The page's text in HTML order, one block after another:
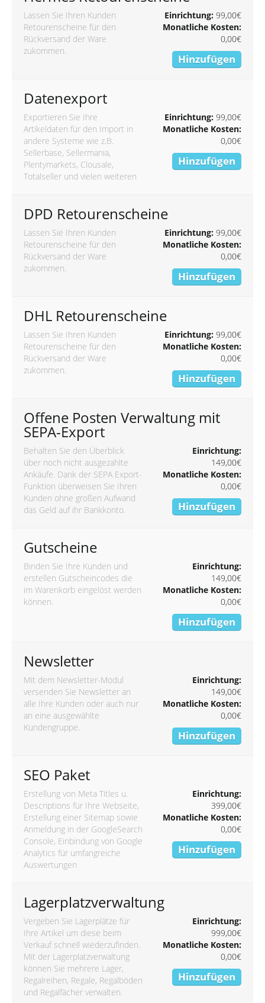
Lassen Sie Ihren Kunden
Retourenscheine für den
Rückversand der Ware
zukommen.
Einrichtung:99,00€
Monatliche Kosten:
0,00€
Hinzufügen
Datenexport
Exportieren Sie Ihre
Artikeldaten für den Import in
andere Systeme wie z.B.
Sellerbase, Sellermania,
Plentymarkets, Clousale,
Totalseller und vielen weiteren
Einrichtung:99,00€
Monatliche Kosten:
0,00€
Hinzufügen
DPD Retourenscheine
Lassen Sie Ihren Kunden
Retourenscheine für den
Rückversand der Ware
zukommen.
Einrichtung:99,00€
Monatliche Kosten:
0,00€
Hinzufügen
DHL Retourenscheine
Lassen Sie Ihren Kunden
Retourenscheine für den
Rückversand der Ware
zukommen.
Einrichtung:99,00€
Monatliche Kosten:
0,00€
Hinzufügen
Offene Posten Verwaltung mit
SEPA-Export
Behalten Sie den Überblick
über noch nicht ausgezahlte
Ankäufe. Dank der SEPA Export-
Funktion überweisen Sie Ihren
Kunden ohne großen Aufwand
das Geld auf ihr Bankkonto.
Einrichtung:
149,00€
Monatliche Kosten:
0,00€
Hinzufügen
Gutscheine
Binden Sie Ihre Kunden und
erstellen Gutscheincodes die
im Warenkorb eingelöst werden
können.
Einrichtung:
149,00€
Monatliche Kosten:
0,00€
Hinzufügen
Newsletter
Mit dem Newsletter-Modul
versenden Sie Newsletter an
alle Ihre Kunden oder auch nur
an eine ausgewählte
Kundengruppe.
Einrichtung:
149,00€
Monatliche Kosten:
0,00€
Hinzufügen
SEO Paket
Erstellung von Meta Titles u.
Descriptions für Ihre Webseite,
Erstellung einer Sitemap sowie
Anmeldung in der GoogleSearch
Console, Einbindung von Google
Analytics für umfangreiche
Auswertungen
Einrichtung:
399,00€
Monatliche Kosten:
0,00€
Hinzufügen
Lagerplatzverwaltung
Vergeben Sie Lagerplätze für
Ihre Artikel um diese beim
Verkauf schnell wiederzufinden.
Mit der Lagerplatzverwaltung
können Sie mehrere Lager,
Regalreihen, Regale, Regalböden
und Regalfächer verwalten.
Einrichtung:
999,00€
Monatliche Kosten:
0,00€
Hinzufügen